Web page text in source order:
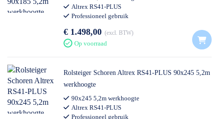
Altrex RS41-PLUS
Professioneel gebruik
€ 1.498,00 excl. BTW
Op voorraad
Rolsteiger Schoren Altrex RS41-PLUS 90x245 5,2m
werkhoogte
90x245 5,2m werkhoogte
Altrex RS41-PLUS
Professioneel gebruik